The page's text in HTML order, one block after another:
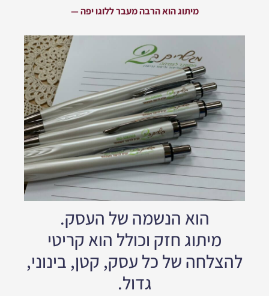
מיתוג הוא הרבה מעבר ללוגו יפה —
הוא הנשמה של העסק.
מיתוג חזק וכולל הוא קריטי
להצלחה של כל עסק, קטן, בינוני,
גדול.